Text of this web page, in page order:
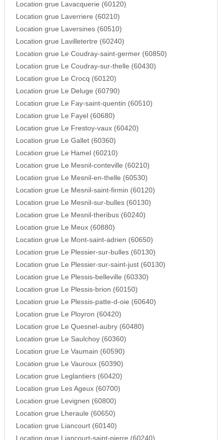
Location grue Lavacquerie (60120)
Location grue Laverriere (60210)
Location grue Laversines (60510)
Location grue Lavilletertre (60240)
Location grue Le Coudray-saint-germer (60850)
Location grue Le Coudray-sur-thelle (60430)
Location grue Le Crocq (60120)
Location grue Le Deluge (60790)
Location grue Le Fay-saint-quentin (60510)
Location grue Le Fayel (60680)
Location grue Le Frestoy-vaux (60420)
Location grue Le Gallet (60360)
Location grue Le Hamel (60210)
Location grue Le Mesnil-conteville (60210)
Location grue Le Mesnil-en-thelle (60530)
Location grue Le Mesnil-saint-firmin (60120)
Location grue Le Mesnil-sur-bulles (60130)
Location grue Le Mesnil-theribus (60240)
Location grue Le Meux (60880)
Location grue Le Mont-saint-adrien (60650)
Location grue Le Plessier-sur-bulles (60130)
Location grue Le Plessier-sur-saint-just (60130)
Location grue Le Plessis-belleville (60330)
Location grue Le Plessis-brion (60150)
Location grue Le Plessis-patte-d-oie (60640)
Location grue Le Ployron (60420)
Location grue Le Quesnel-aubry (60480)
Location grue Le Saulchoy (60360)
Location grue Le Vaumain (60590)
Location grue Le Vauroux (60390)
Location grue Leglantiers (60420)
Location grue Les Ageux (60700)
Location grue Levignen (60800)
Location grue Lheraule (60650)
Location grue Liancourt (60140)
Location grue Liancourt-saint-pierre (60240)